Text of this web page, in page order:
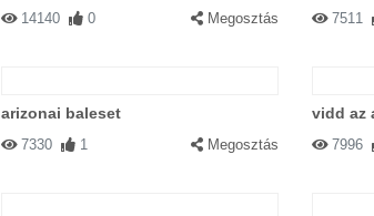
14140 0 Megosztás 7511
arizonai baleset
7330 1 Megosztás
vidd az
7996